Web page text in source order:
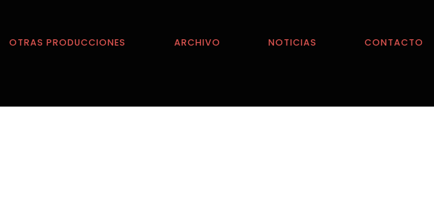
OTRAS PRODUCCIONES ARCHIVO NOTICIAS CONTACTO